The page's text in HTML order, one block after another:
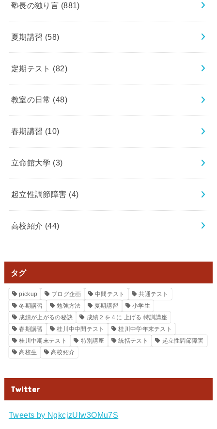
塾長の独り言 (881)
夏期講習 (58)
定期テスト (82)
教室の日常 (48)
春期講習 (10)
立命館大学 (3)
起立性調節障害 (4)
高校紹介 (44)
タグ
pickup ブログ企画 中間テスト
共通テスト
冬期講習
勉強方法 夏期講習
小学生
成績が上がるの秘訣
成績２を４に 上げる 特訓講座
春期講習
桂川中中間テスト
桂川中学年末テスト
桂川中期末テスト
特別講座 統括テスト
起立性調節障害
高校生
高校紹介
Twitter
Tweets by NgkcjzUIw3OMu7S